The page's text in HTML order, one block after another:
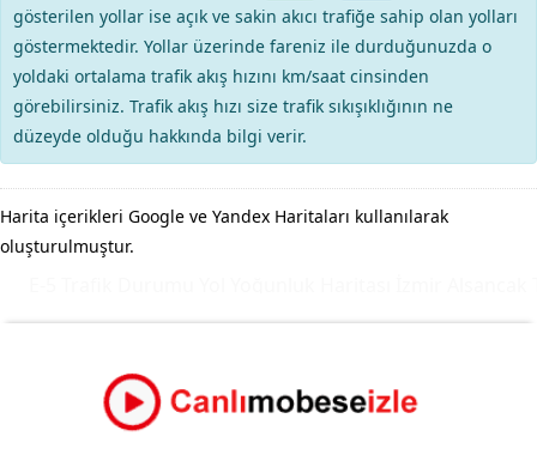
gösterilen yollar ise açık ve sakin akıcı trafiğe sahip olan yolları
göstermektedir. Yollar üzerinde fareniz ile durduğunuzda o
yoldaki ortalama trafik akış hızını km/saat cinsinden
görebilirsiniz. Trafik akış hızı size trafik sıkışıklığının ne
düzeyde olduğu hakkında bilgi verir.
Harita içerikleri Google ve Yandex Haritaları kullanılarak
oluşturulmuştur.